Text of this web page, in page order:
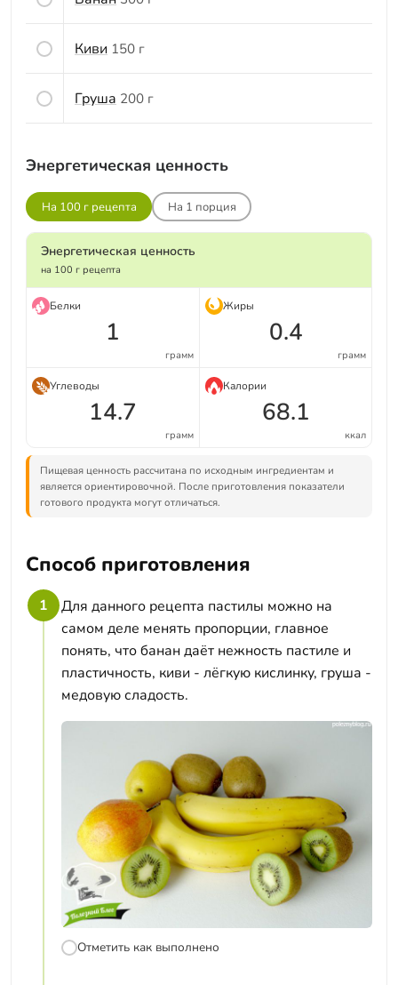
Киви 150 г
Груша 200 г
Энергетическая ценность
На 100 г рецепта На 1 порция
Энергетическая ценность
на 100 г рецепта
Белки
1
грамм
Жиры
0.4
грамм
Углеводы
14.7
грамм
Калории
68.1
ккал
Пищевая ценность рассчитана по исходным ингредиентам и
является ориентировочной. После приготовления показатели
готового продукта могут отличаться.
Способ приготовления
1
Для данного рецепта пастилы можно на
самом деле менять пропорции, главное
понять, что банан даёт нежность пастиле и
пластичность, киви - лёгкую кислинку, груша -
медовую сладость.
Отметить как выполнено